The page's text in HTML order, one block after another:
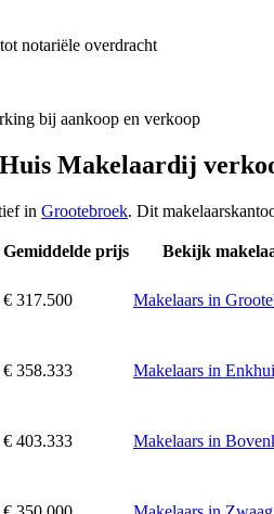
notariële overdracht
bij aankoop en verkoop
Makelaardij
in Grootebroek. Dit
Gemiddelde prijs Bekijk
€ 317.500 Makelaars in
€ 358.333 Makelaars in
€ 403.333 Makelaars in